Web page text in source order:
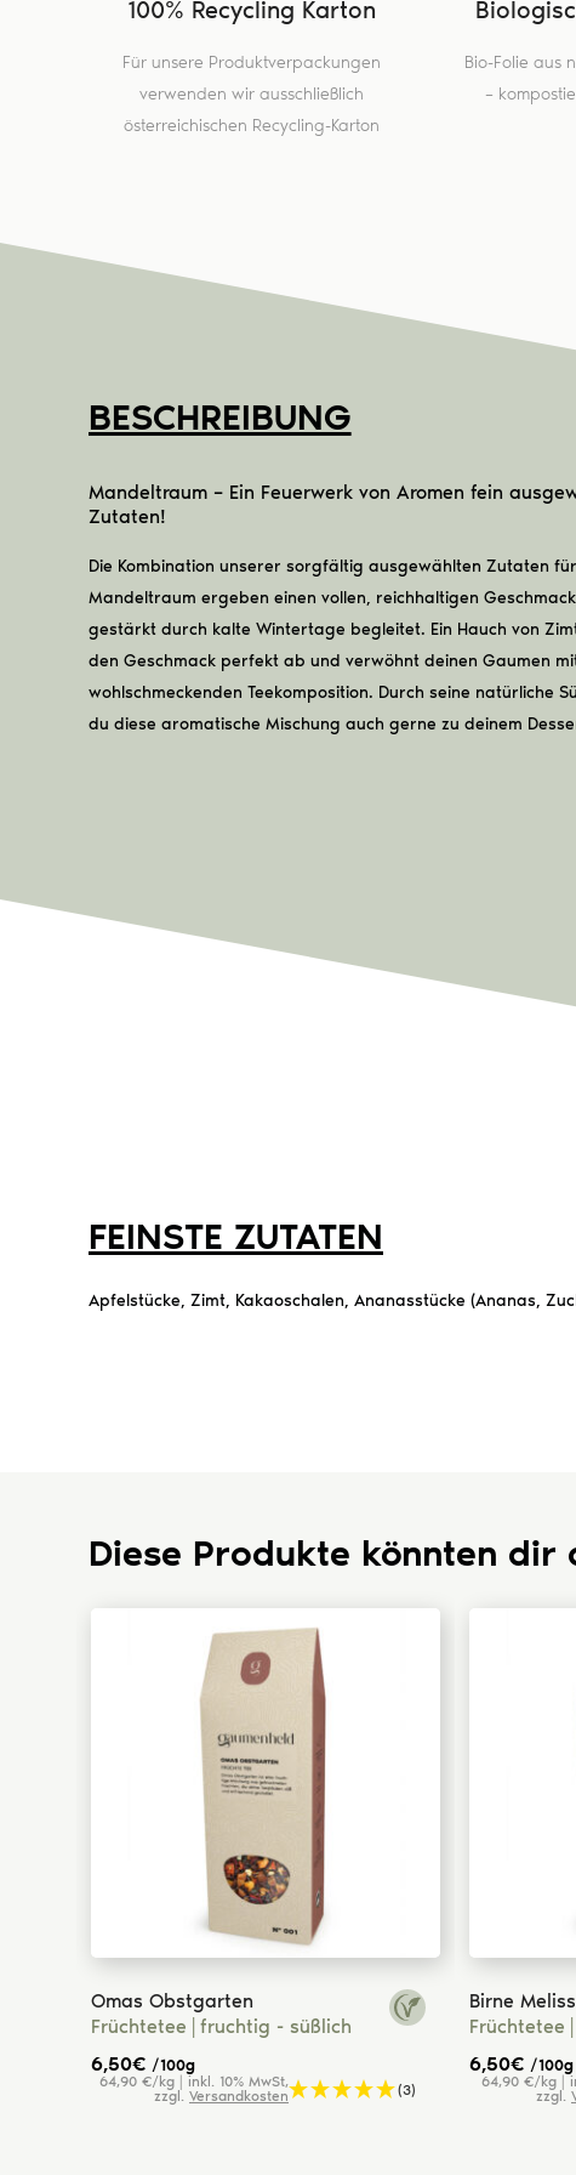
100% Recycling Karton
Für unsere Produktverpackungen
verwenden wir ausschließlich
österreichischen Recycling-Karton
Bio-Folie aus
–
BESCHREIBUNG
Mandeltraum – Ein Feuerwerk von Aromen fein
Zutaten!
Die Kombination unserer sorgfältig ausgewählten Zutaten
Mandeltraum ergeben einen vollen, reichhaltigen
gestärkt durch kalte Wintertage begleitet. Ein Hauch von
den Geschmack perfekt ab und verwöhnt deinen Gaumen
wohlschmeckenden Teekomposition. Durch seine natürliche
du diese aromatische Mischung auch gerne zu deinem
FEINSTE ZUTATEN
Apfelstücke, Zimt, Kakaoschalen, Ananasstücke (Ananas,
Diese Produkte könnten dir
Omas Obstgarten
Früchtetee
fruchtig - süßlich
6,50€ /100g
64,90 €/kg | inkl. 10% MwSt,
zzgl. Versandkosten (3)
Birne
Früchtetee
6,50€ /100g
64,90 €/kg |
zzgl.